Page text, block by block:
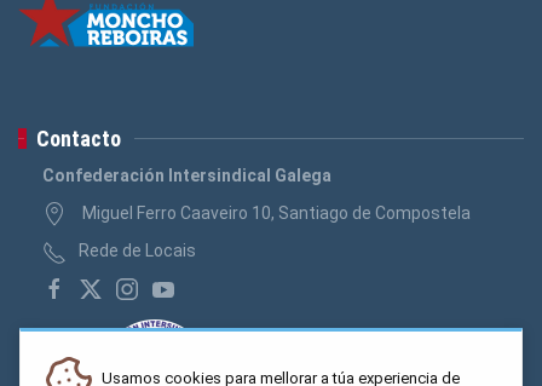
Contacto
Confederación Intersindical Galega
Miguel Ferro Caaveiro 10, Santiago de Compostela
Rede de Locais
Usamos cookies para mellorar a túa experiencia de